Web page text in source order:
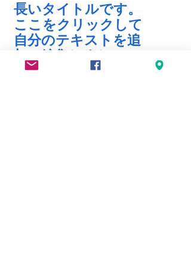
長いタイトルです。
ここをクリックして
自分のテキストを追
加・編集しましょ
う。簡単にできま